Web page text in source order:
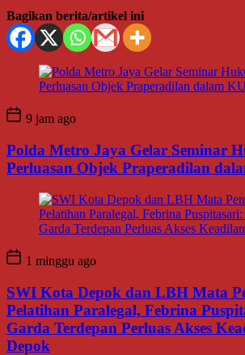
Bagikan berita/artikel ini
9 jam ago
Polda Metro Jaya Gelar Seminar
Perluasan Objek Praperadilan
1 minggu ago
SWI Kota Depok dan LBH Mata
Pelatihan Paralegal, Febrina
Garda Terdepan Perluas Akses
Depok